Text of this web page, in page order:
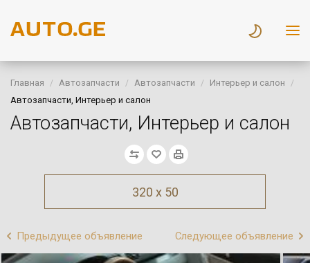
Главная Автозапчасти Автозапчасти
Интерьер и салон
Автозапчасти, Интерьер и салон
Автозапчасти, Интерьер и салон
320 x 50
Предыдущее объявление Следующее объявление